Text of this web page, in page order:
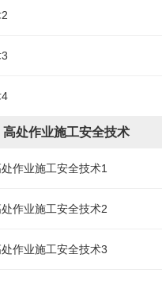
处作业施工安全技术
作业施工安全技术1
作业施工安全技术2
作业施工安全技术3